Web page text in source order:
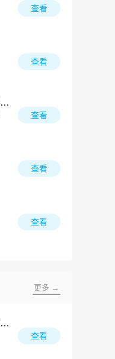
查看
查看
地球末日生存内置菜单版手游
查看
查看
查看
更多 →
托卡生活世界全解锁版
查看